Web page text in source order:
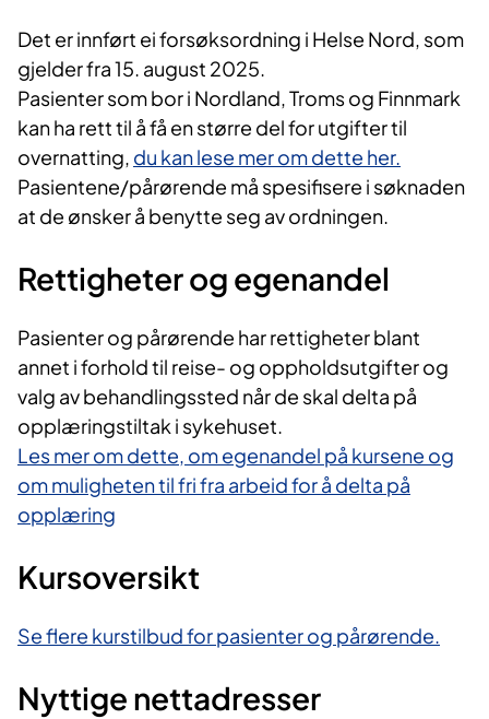
Det er innført ei forsøksordning i Helse Nord, som
gjelder fra 15. august 2025.
Pasienter som bor i Nordland, Troms og Finnmark
kan ha rett til å få en større del for utgifter til
overnatting, du kan lese mer om dette her.
Pasientene/pårørende må spesifisere i søknaden
at de ønsker å benytte seg av ordningen.
Rettigheter og egenandel
Pasienter og pårørende har rettigheter blant
annet i forhold til reise- og oppholdsutgifter og
valg av behandlingssted når de skal delta på
opplæringstiltak i sykehuset.
Les mer om dette, om egenandel på kursene og
om muligheten til fri fra arbeid for å delta på
opplæring
Kursoversikt
Se flere kurstilbud for pasienter og pårørende.
Nyttige nettadresser